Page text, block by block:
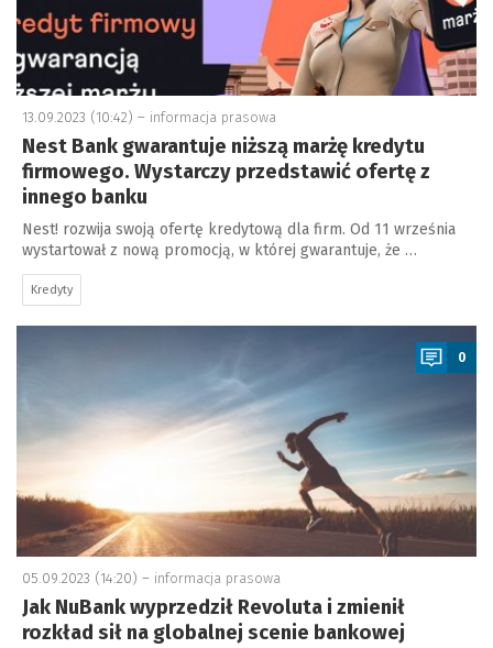
13.09.2023 (10:42) – informacja prasowa
Nest Bank gwarantuje niższą marżę kredytu
firmowego. Wystarczy przedstawić ofertę z
innego banku
Nest! rozwija swoją ofertę kredytową dla firm. Od 11 września
wystartował z nową promocją, w której gwarantuje, że …
Kredyty
a
0
05.09.2023 (14:20) – informacja prasowa
Jak NuBank wyprzedził Revoluta i zmienił
rozkład sił na globalnej scenie bankowej